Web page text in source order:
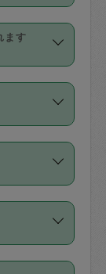
カジさ
さ
はで
象外
業、屋
料理関
本で
とし
身の
方が
得意
と説明
書の
。外国
ーニ
ングの
スカ
レビュ
ます
スカジ
業に
、洗
けが
償金額
時間
いま
とが
ありま
ありま